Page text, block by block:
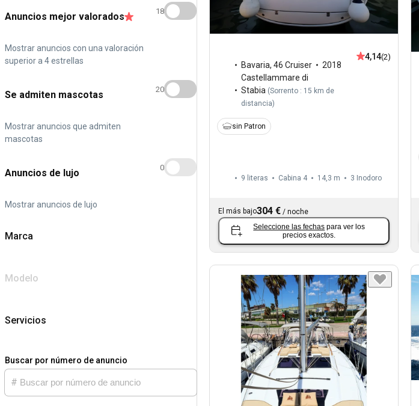
Anuncios mejor valorados
Mostrar anuncios con una valoración
superior a 4 estrellas
18
Se admiten mascotas
Mostrar anuncios que admiten
mascotas
20
Anuncios de lujo
Mostrar anuncios de lujo
0
Marca
Modelo
Servicios
Buscar por número de anuncio
Bavaria, 46 Cruiser
2018
Castellammare di
Stabia (Sorrento : 15 km de
distancia)
4,14(2)
sin Patron
9 literas Cabina 4 14,3 m 3 Inodoro
El más bajo304 € / noche
Seleccione las fechas para ver los
precios exactos.